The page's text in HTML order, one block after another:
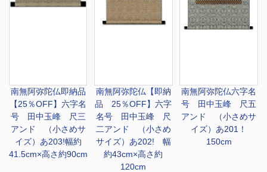
南無阿弥陀仏即納品
【25％OFF】六字名
号 田中玉峰 尺三
アンド （小さめサ
イズ）あ203!幅約
41.5cm×高さ約90cm
南無阿弥陀仏 【即納
品 25％OFF】六字
名号 田中玉峰 尺
二アンド （小さめ
サイズ）あ202! 幅
約43cm×高さ約
120cm
南無阿弥陀仏六字名
号 田中玉峰 尺五
アンド （小さめサ
イズ）あ201！
150cm